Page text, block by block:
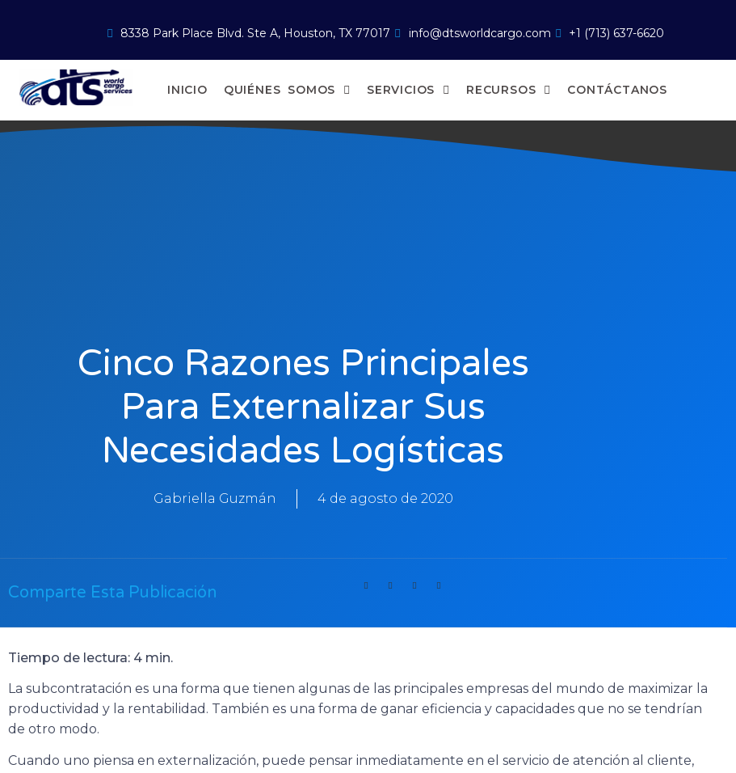
8338 Park Place Blvd. Ste A, Houston, TX 77017 info@dtsworldcargo.com +1 (713) 637-6620
INICIO QUIÉNES SOMOS SERVICIOS RECURSOS CONTÁCTANOS
Cinco Razones Principales
Para Externalizar Sus
Necesidades Logísticas
Gabriella Guzmán 4 de agosto de 2020
Comparte Esta Publicación
Tiempo de lectura: 4 min.
La subcontratación es una forma que tienen algunas de las principales empresas del mundo de maximizar la
productividad y la rentabilidad. También es una forma de ganar eficiencia y capacidades que no se tendrían
de otro modo.
Cuando uno piensa en externalización, puede pensar inmediatamente en el servicio de atención al cliente,